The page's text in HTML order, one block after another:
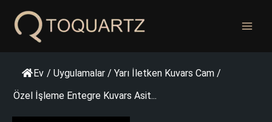
geç
Ev / Uygulamalar / Yarı İletken Kuvars Cam /
Özel İşleme Entegre Kuvars Asit...